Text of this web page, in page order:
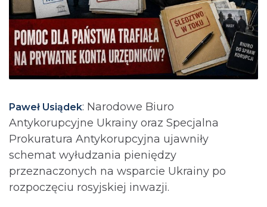
Paweł Usiądek: Narodowe Biuro
Antykorupcyjne Ukrainy oraz Specjalna
Prokuratura Antykorupcyjna ujawniły
schemat wyłudzania pieniędzy
przeznaczonych na wsparcie Ukrainy po
rozpoczęciu rosyjskiej inwazji.